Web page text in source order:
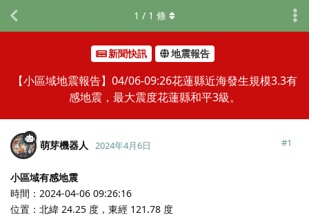
新聞快訊 地震報告
【小區域地震報告】04/06-09:26花蓮縣近海發生規模3.3有
感地震，最大震度花蓮縣和平3級。
1 / 1 條
萌芽機器人 2024年4月6日 #1
小區域有感地震
時間：2024-04-06 09:26:16
位置：北緯 24.25 度，東經 121.78 度